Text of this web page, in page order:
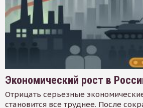
Экономический рост в
Отрицать серьезные
становится все труднее. После